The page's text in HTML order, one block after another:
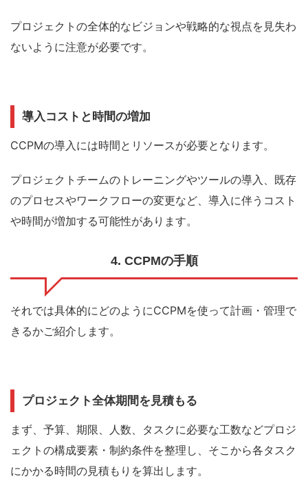
プロジェクトの全体的なビジョンや戦略的な視点を見失わ
ないように注意が必要です。
導入コストと時間の増加
CCPMの導入には時間とリソースが必要となります。
プロジェクトチームのトレーニングやツールの導入、既存
のプロセスやワークフローの変更など、導入に伴うコスト
や時間が増加する可能性があります。
4. CCPMの手順
それでは具体的にどのようにCCPMを使って計画・管理で
きるかご紹介します。
プロジェクト全体期間を見積もる
まず、予算、期限、人数、タスクに必要な工数などプロジ
ェクトの構成要素・制約条件を整理し、そこから各タスク
にかかる時間の見積もりを算出します。